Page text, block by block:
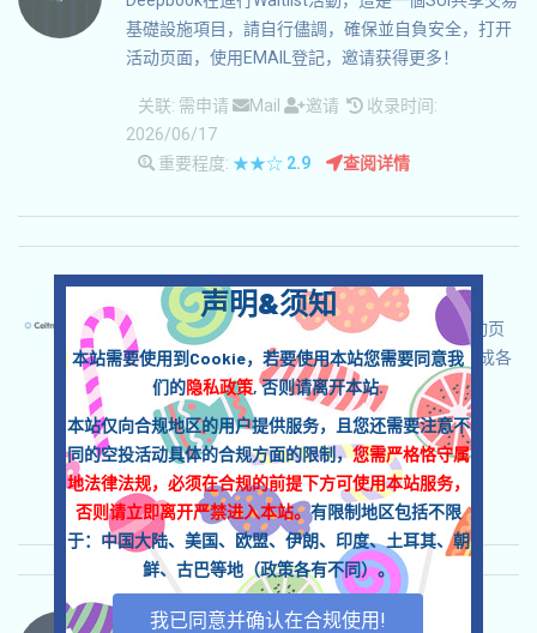
基礎設施項目，請自行儘調，確保並自負安全，打开
活动页面，使用EMAIL登記，邀请获得更多！
关联: 需申请 Mail 邀请
收录时间:
2026/06/17
重要程度: ★★☆ 2.9 查阅详情
CeitnotProtocol-CEITNOT 语言：
CeitnotProtocol正在進行激勵Testnet，打开活动页
面，自行儘調，確保並自負安全，链接钱包，完成各
项任务，奪取預期的空投！
关联:需申请 ETH/ERC/EVM
收录时间:
2026/06/04
重要程度:★★☆2.9 查阅详情
Clasho-Waitlist 语言：
声明&须知
本站需要使用到Cookie，若要使用本站您需要同意我
们的隐私政策, 否则请离开本站.
本站仅向合规地区的用户提供服务，且您还需要注意不
同的空投活动具体的合规方面的限制，您需严格恪守属
地法律法规，必须在合规的前提下方可使用本站服务，
否则请立即离开严禁进入本站。有限制地区包括不限
于：中国大陆、美国、欧盟、伊朗、印度、土耳其、朝
鲜、古巴等地（政策各有不同）。
我已同意并确认在合规使用!